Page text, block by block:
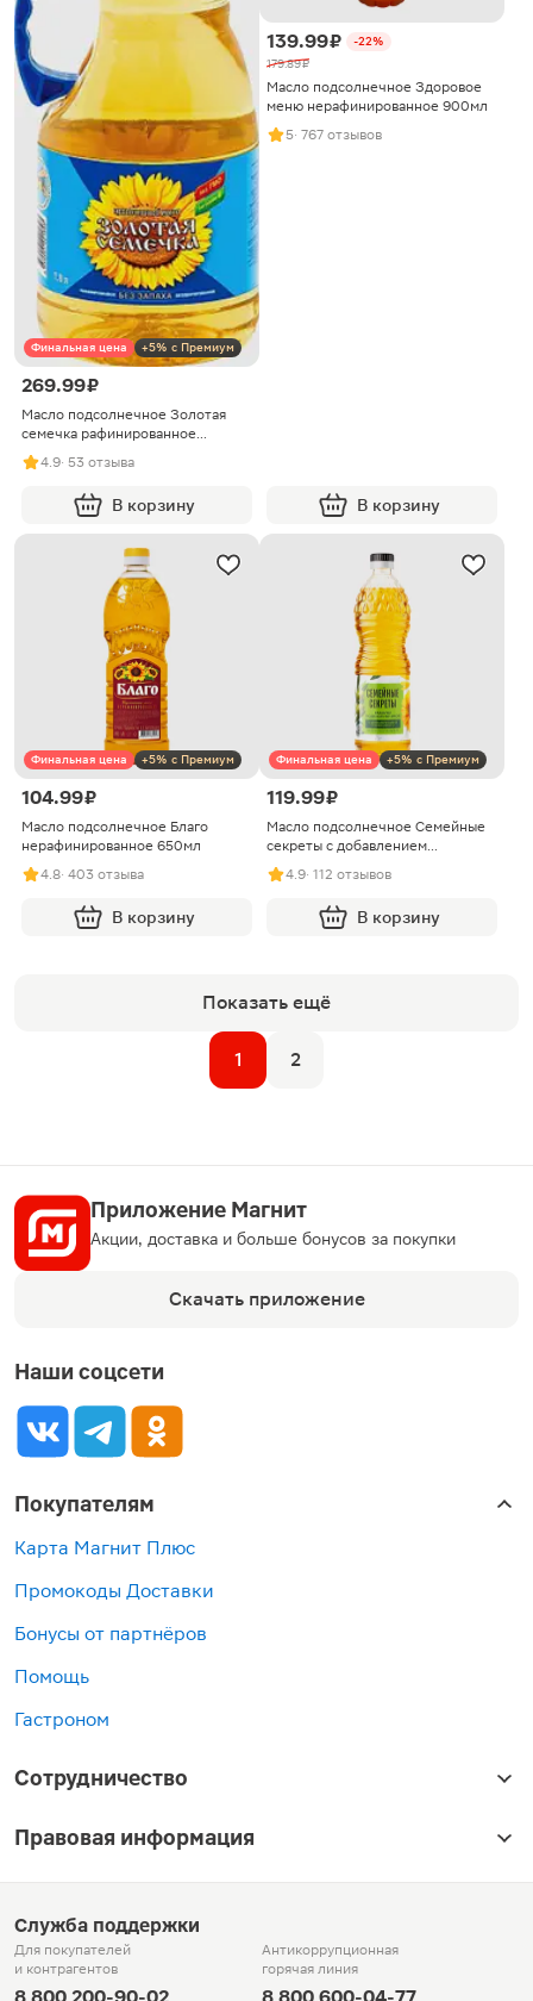
Финальная цена +5% с Премиум
269.99 ₽
Масло подсолнечное Золотая
семечка рафинированное
дезодорированное 1.8л
4.9· 53 отзыва
В корзину
139.99 ₽
-22%
179.89 ₽
Масло подсолнечное Здоровое
меню нерафинированное 900мл
5· 767 отзывов
В корзину
Финальная цена +5% с Премиум
104.99 ₽
Масло подсолнечное Благо
нерафинированное 650мл
4.8· 403 отзыва
В корзину
Финальная цена +5% с Премиум
119.99 ₽
Масло подсолнечное Семейные
секреты с добавлением
оливкового масла 800мл
4.9· 112 отзывов
В корзину
Показать ещё
1 2
Приложение Магнит
Акции, доставка и больше бонусов за покупки
Скачать приложение
Наши соцсети
Покупателям
Карта Магнит Плюс
Промокоды Доставки
Бонусы от партнёров
Помощь
Гастроном
Сотрудничество
Правовая информация
Служба поддержки
Для покупателей
и контрагентов
Антикоррупционная
горячая линия